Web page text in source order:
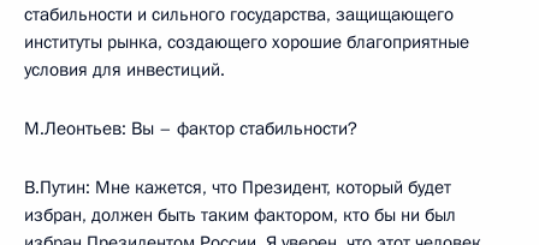
стабильности и сильного государства, защищающего
институты рынка, создающего хорошие благоприятные
условия для инвестиций.
М.Леонтьев: Вы – фактор стабильности?
В.Путин: Мне кажется, что Президент, который будет
избран, должен быть таким фактором, кто бы ни был